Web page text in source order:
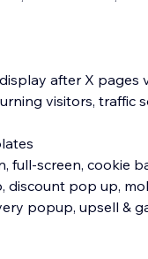
after X pages
visitors, traffic
full-screen, cookie
pop up,
popup, upsell &